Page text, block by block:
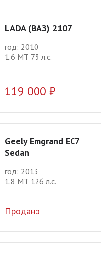
LADA (ВАЗ) 2107
год: 2010
1.6 МТ 73 л.с.
119 000 ₽
Geely Emgrand EC7
Sedan
год: 2013
1.8 МТ 126 л.с.
Продано